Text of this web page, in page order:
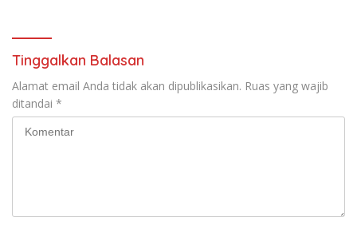
Tinggalkan Balasan
Alamat email Anda tidak akan dipublikasikan. Ruas yang wajib
ditandai *